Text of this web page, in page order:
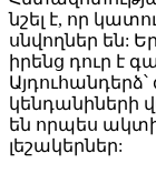
նշել է, որ
սնվողներ են:
իրենց դուր է
կենդանիների
են որպես
լեշակերներ: